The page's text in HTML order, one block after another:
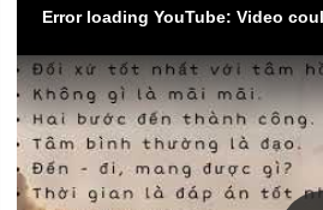
Error loading YouTube: Video